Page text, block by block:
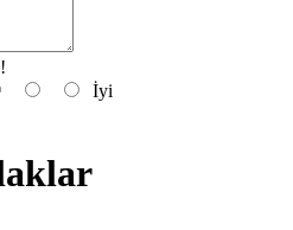
İyi